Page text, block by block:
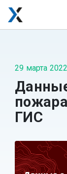
29 марта 2022
ГИС